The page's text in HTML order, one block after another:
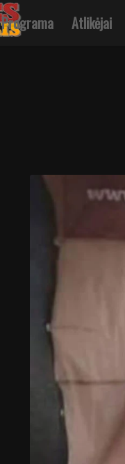
Programa Atlikėjai